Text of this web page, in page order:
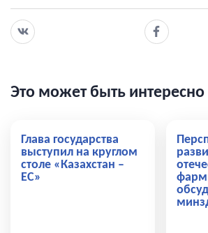
Это может быть интересно
Глава государства
выступил на круглом
столе «Казахстан –
ЕС»